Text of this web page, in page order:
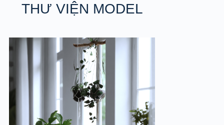
THƯ VIỆN MODEL